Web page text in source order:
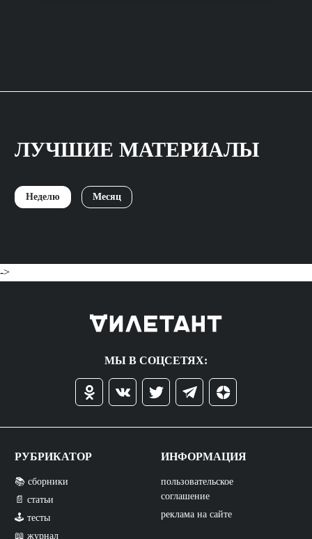
ЛУЧШИЕ МАТЕРИАЛЫ
Неделю Месяц
->
МЫ В СОЦСЕТЯХ:
РУБРИКАТОР
📚 сборники
📄 статьи
🕹️ тесты
📖 журнал
ИНФОРМАЦИЯ
пользовательское
соглашение
реклама на сайте